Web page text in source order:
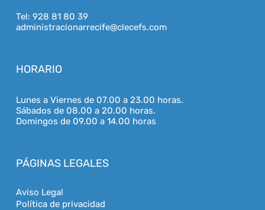
Tel: 928 81 80 39
administracionarrecife@clecefs.com
HORARIO
Lunes a Viernes de 07.00 a 23.00 horas.
Sábados de 08.00 a 20.00 horas.
Domingos de 09.00 a 14.00 horas
PÁGINAS LEGALES
Aviso Legal
Política de privacidad